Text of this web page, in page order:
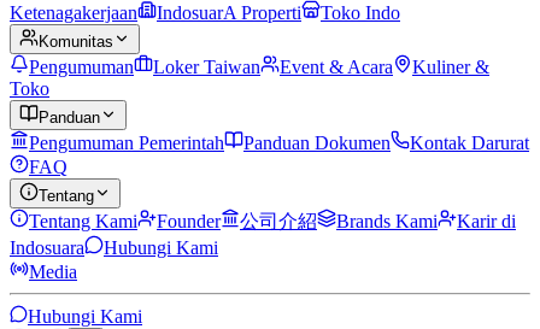
Ketenagakerjaan
IndosuarA Properti Toko Indo
Komunitas
Pengumuman Loker Taiwan Event & Acara
Kuliner &
Toko
Panduan
Pengumuman Pemerintah Panduan Dokumen
Kontak Darurat
FAQ
Tentang
Tentang Kami Founder 公司介紹 Brands Kami
Karir di
Indosuara
Hubungi Kami
Media
Hubungi Kami